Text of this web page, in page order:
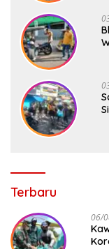
Terbaru
06/